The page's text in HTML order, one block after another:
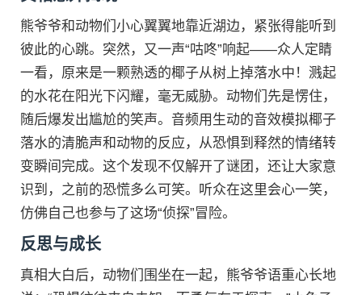
熊爷爷和动物们小心翼翼地靠近湖边，紧张得能听到
彼此的心跳。突然，又一声“咕咚”响起——众人定睛
一看，原来是一颗熟透的椰子从树上掉落水中！溅起
的水花在阳光下闪耀，毫无威胁。动物们先是愣住，
随后爆发出尴尬的笑声。音频用生动的音效模拟椰子
落水的清脆声和动物的反应，从恐惧到释然的情绪转
变瞬间完成。这个发现不仅解开了谜团，还让大家意
识到，之前的恐慌多么可笑。听众在这里会心一笑，
仿佛自己也参与了这场“侦探”冒险。
反思与成长
真相大白后，动物们围坐在一起，熊爷爷语重心长地